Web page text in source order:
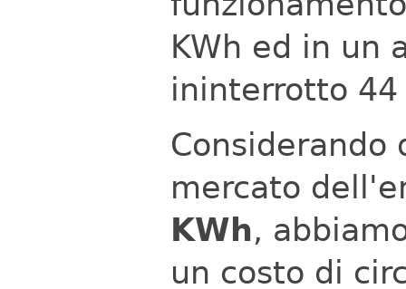
KWh ed in un
ininterrotto 44
Considerando
mercato
KWh,
un costo di